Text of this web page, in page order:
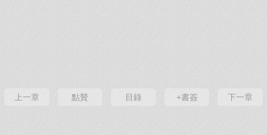
上一章 點贊 目錄 +書簽 下一章